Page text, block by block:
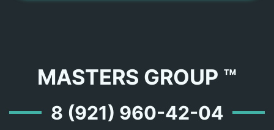
MASTERS GROUP ™
8 (921) 960-42-04